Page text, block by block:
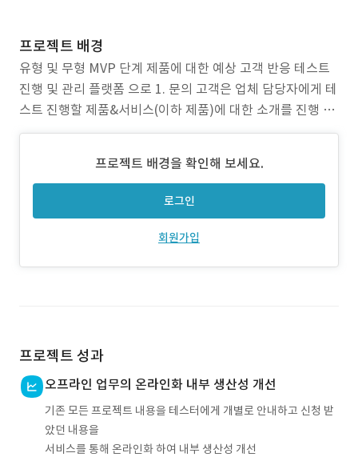
프로젝트 배경
유형 및 무형 MVP 단계 제품에 대한 예상 고객 반응 테스트
진행 및 관리 플랫폼 으로 1. 문의 고객은 업체 담당자에게 테
스트 진행할 제품&서비스(이하 제품)에 대한 소개를 진행 2.
업체 담당자는 플랫폼 내 테스트 진행할 제품 프로젝트 생성
확인 후 신청 4. 업체 담당자는 신청한 테스터 목록 확인 후
프로젝트 배경을 확인해 보세요.
로그인
회원가입
프로젝트 성과
오프라인 업무의 온라인화 내부 생산성 개선
기존 모든 프로젝트 내용을 테스터에게 개별로 안내하고 신청 받
았던 내용을
서비스를 통해 온라인화 하여 내부 생산성 개선